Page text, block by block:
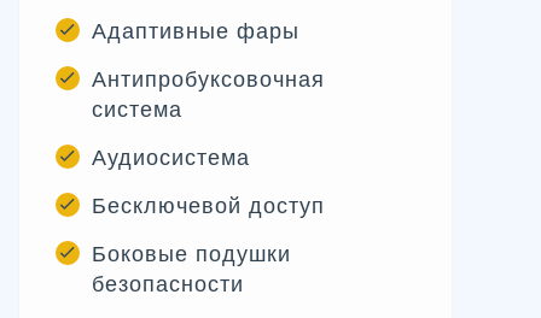
Адаптивные фары
Антипробуксовочная
система
Аудиосистема
Бесключевой доступ
Боковые подушки
безопасности